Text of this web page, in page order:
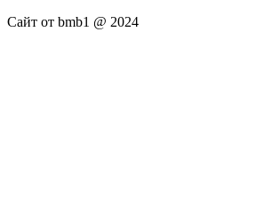
Сайт от bmb1 @ 2024